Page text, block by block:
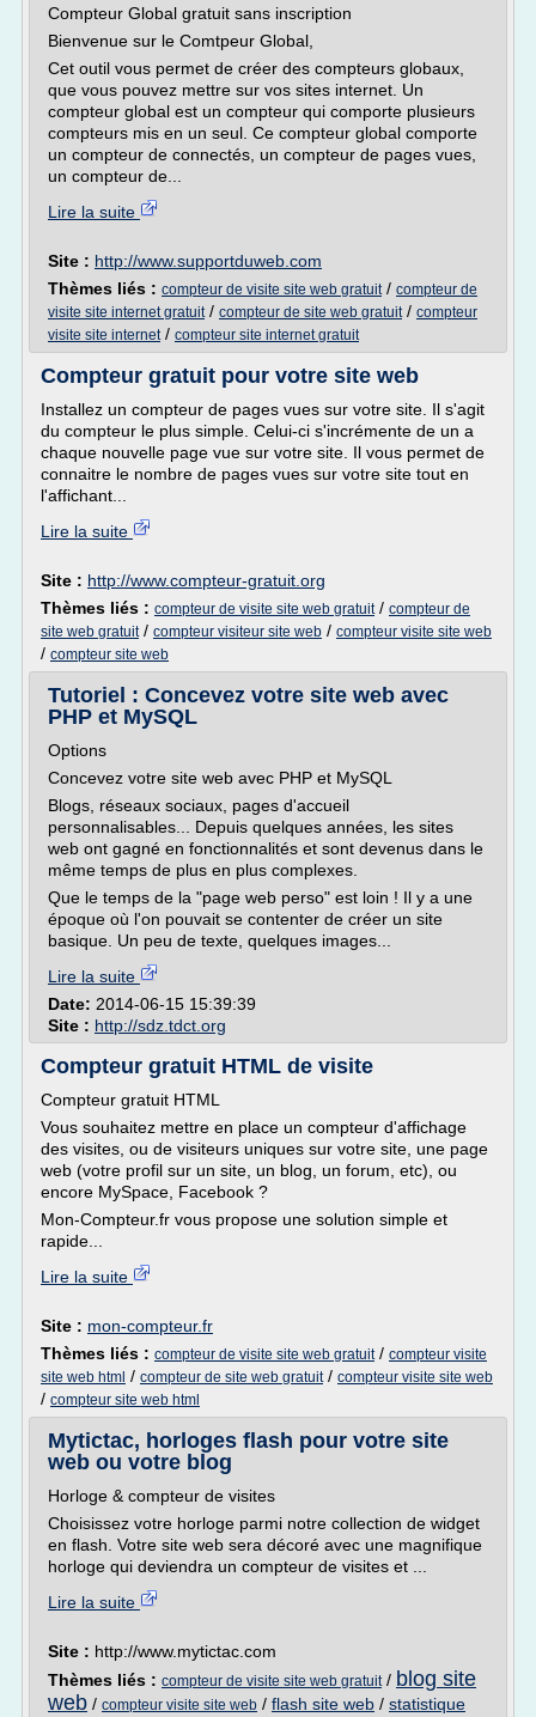
Compteur Global gratuit sans inscription
Bienvenue sur le Comtpeur Global,
Cet outil vous permet de créer des compteurs globaux,
que vous pouvez mettre sur vos sites internet. Un
compteur global est un compteur qui comporte plusieurs
compteurs mis en un seul. Ce compteur global comporte
un compteur de connectés, un compteur de pages vues,
un compteur de...
Lire la suite
Site : http://www.supportduweb.com
Thèmes liés : compteur de visite site web gratuit/ compteur de
visite site internet gratuit/ compteur de site web gratuit/ compteur
visite site internet/ compteur site internet gratuit
Compteur gratuit pour votre site web
Installez un compteur de pages vues sur votre site. Il s'agit
du compteur le plus simple. Celui-ci s'incrémente de un a
chaque nouvelle page vue sur votre site. Il vous permet de
connaitre le nombre de pages vues sur votre site tout en
l'affichant...
Lire la suite
Site : http://www.compteur-gratuit.org
Thèmes liés : compteur de visite site web gratuit/ compteur de
site web gratuit/ compteur visiteur site web / compteur visite site web
/ compteur site web
Tutoriel : Concevez votre site web avec
PHP et MySQL
Options
Concevez votre site web avec PHP et MySQL
Blogs, réseaux sociaux, pages d'accueil
personnalisables... Depuis quelques années, les sites
web ont gagné en fonctionnalités et sont devenus dans le
même temps de plus en plus complexes.
Que le temps de la "page web perso" est loin ! Il y a une
époque où l'on pouvait se contenter de créer un site
basique. Un peu de texte, quelques images...
Lire la suite
Date: 2014-06-15 15:39:39
Site : http://sdz.tdct.org
Compteur gratuit HTML de visite
Compteur gratuit HTML
Vous souhaitez mettre en place un compteur d'affichage
des visites, ou de visiteurs uniques sur votre site, une page
web (votre profil sur un site, un blog, un forum, etc), ou
encore MySpace, Facebook ?
Mon-Compteur.fr vous propose une solution simple et
rapide...
Lire la suite
Site : mon-compteur.fr
Thèmes liés : compteur de visite site web gratuit/ compteur visite
site web html / compteur de site web gratuit/ compteur visite site web
/ compteur site web html
Mytictac, horloges flash pour votre site
web ou votre blog
Horloge & compteur de visites
Choisissez votre horloge parmi notre collection de widget
en flash. Votre site web sera décoré avec une magnifique
horloge qui deviendra un compteur de visites et ...
Lire la suite
Site : http://www.mytictac.com
Thèmes liés : compteur de visite site web gratuit/ blog site
web / compteur visite site web / flash site web / statistique